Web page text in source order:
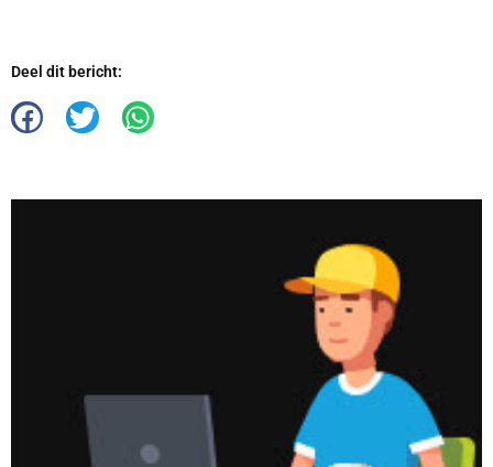
Deel dit bericht: